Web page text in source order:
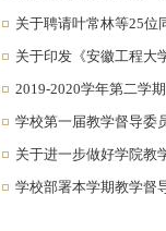
关于聘请叶常林等25位
关于印发《安徽工程大
2019-2020学年第二学
学校第一届教学督导委
关于进一步做好学院教
学校部署本学期教学督